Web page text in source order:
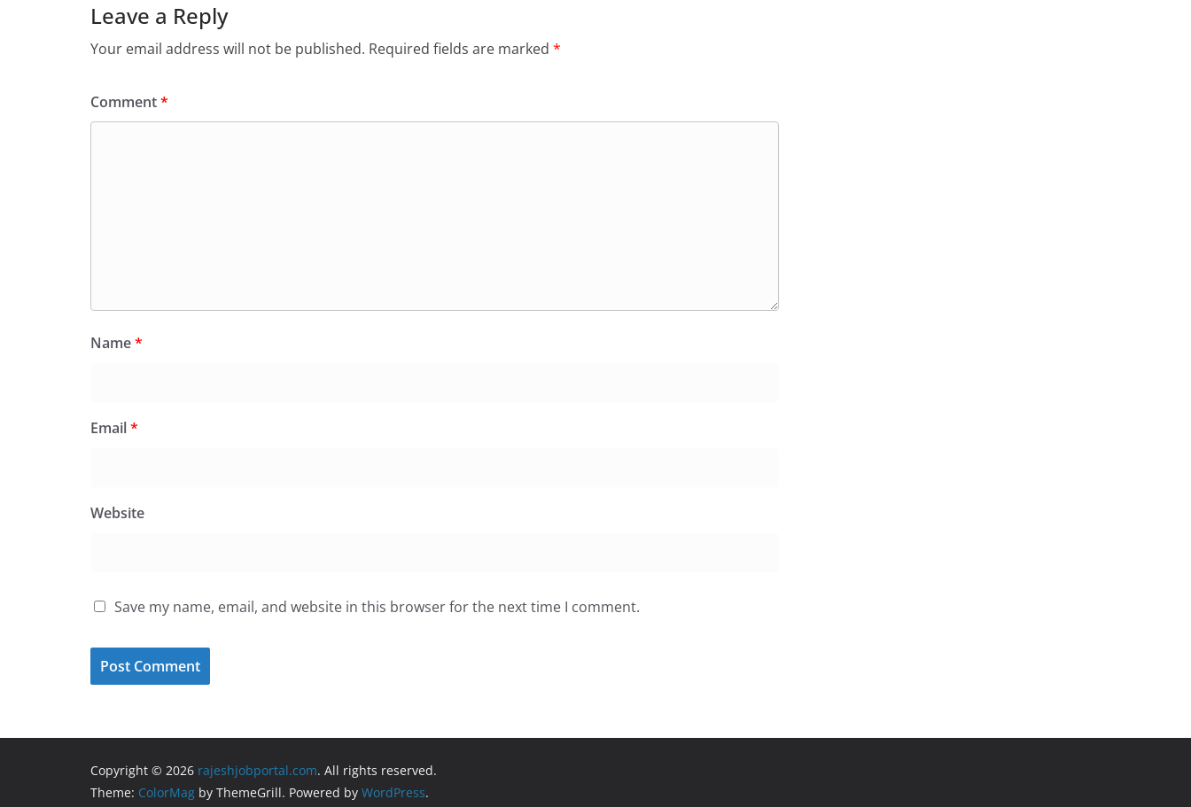
Leave a Reply
Your email address will not be published. Required fields are marked *
Comment*
Name*
Email*
Website
Save my name, email, and website in this browser for the next time I comment.
Copyright © 2026 rajeshjobportal.com. All rights reserved.
Theme: ColorMag by ThemeGrill. Powered by WordPress.